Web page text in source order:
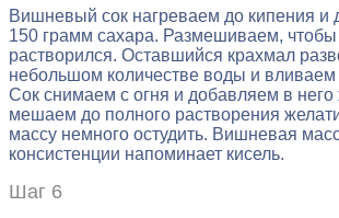
Вишневый сок нагреваем до кипения и
150 грамм сахара. Размешиваем, чтобы
растворился. Оставшийся крахмал
небольшом количестве воды и
Сок снимаем с огня и добавляем в него
мешаем до полного растворения
массу немного остудить. Вишневая
консистенции напоминает кисель.
Шаг 6